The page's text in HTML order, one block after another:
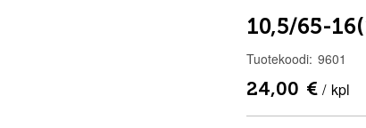
10,5/65-
Tuotekoodi: 9601
24,00 € / kpl